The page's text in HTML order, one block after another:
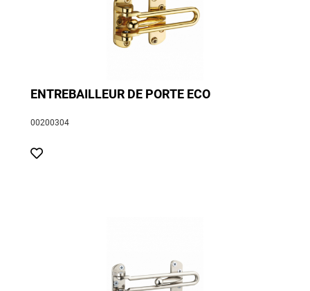
ENTREBAILLEUR DE PORTE ECO
00200304